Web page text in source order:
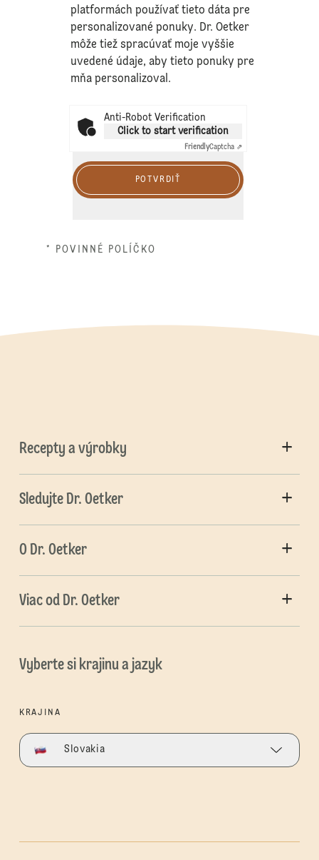
platformách používať tieto dáta pre
personalizované ponuky. Dr. Oetker
môže tiež spracúvať moje vyššie
uvedené údaje, aby tieto ponuky pre
mňa personalizoval.
Anti-Robot Verification
Click to start verification
FriendlyCaptcha ⇗
POTVRDIŤ
* POVINNÉ POLÍČKO
Recepty a výrobky
Sledujte Dr. Oetker
O Dr. Oetker
Viac od Dr. Oetker
Vyberte si krajinu a jazyk
KRAJINA
Slovakia